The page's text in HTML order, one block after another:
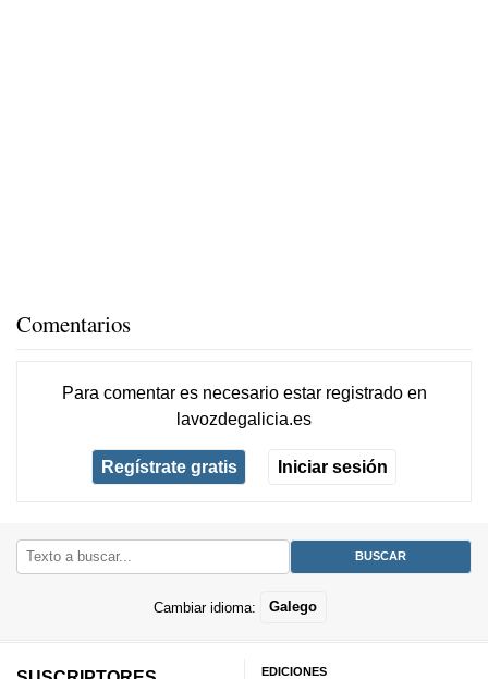
Comentarios
Para comentar es necesario estar registradoen
lavozdegalicia.es
Regístrate gratis Iniciar sesión
Cambiar idioma: Galego
EDICIONES